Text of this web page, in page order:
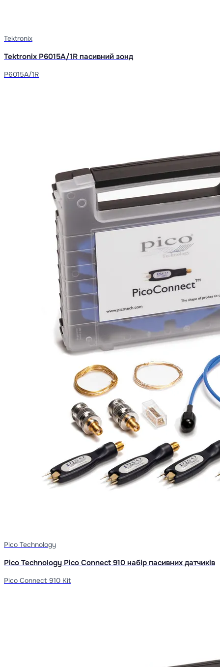
Tektronix
Tektronix P6015A/1R пасивний зонд
P6015A/1R
Pico Technology
Pico Technology Pico Connect 910 набір пасивних датчиків
Pico Connect 910 Kit